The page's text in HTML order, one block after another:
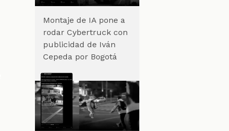
Montaje de IA pone a
rodar Cybertruck con
publicidad de Iván
Cepeda por Bogotá